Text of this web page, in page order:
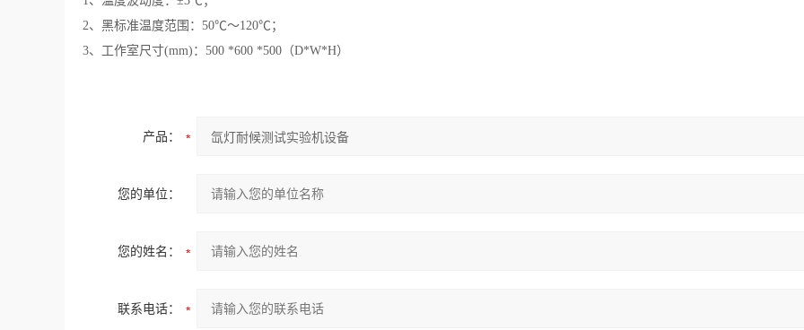
2、黑标准温度范围：50℃～120℃；
3、工作室尺寸(mm)：500 *600 *500（D*W*H）
产品：
您的单位：
您的姓名：
联系电话：